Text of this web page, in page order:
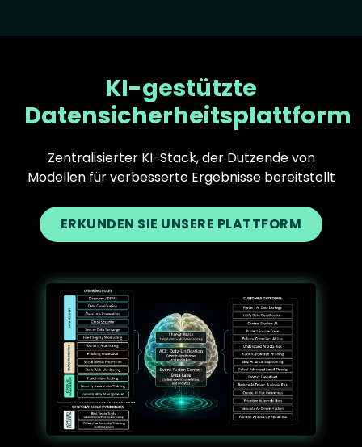
KI-gestützte
Datensicherheitsplattform
Zentralisierter KI-Stack, der Dutzende von
Modellen für verbesserte Ergebnisse bereitstellt
ERKUNDEN SIE UNSERE PLATTFORM